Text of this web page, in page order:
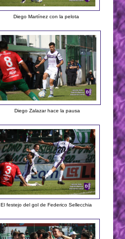
Diego Martínez con la pelota
Diego Zalazar hace la pausa
El festejo del gol de Federico Sellecchia